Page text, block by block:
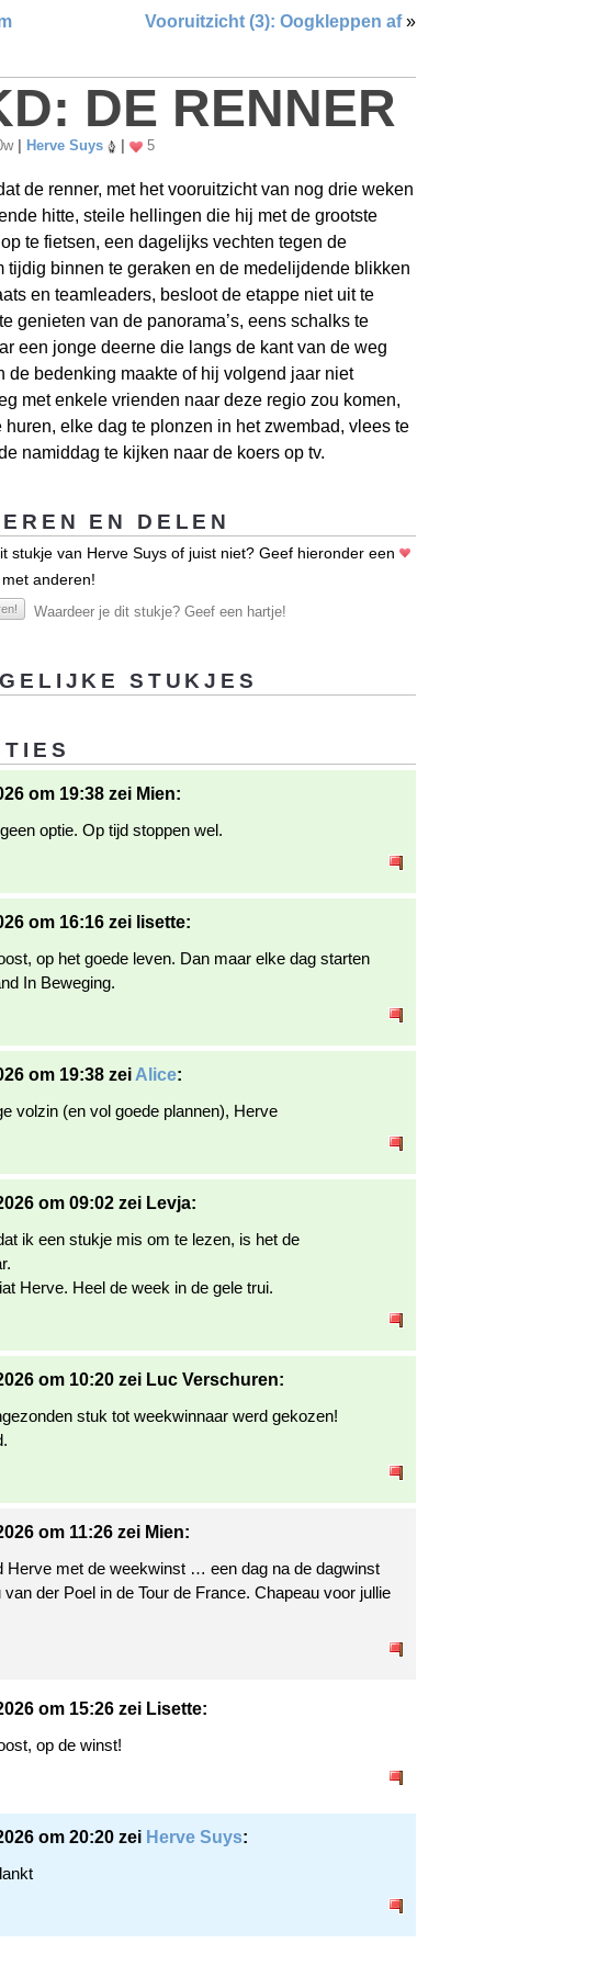
Vooruitzicht (3): Oogkleppen af»
DE RENNER
Herve Suys 5
de renner, met het vooruitzicht van nog drie weken
hitte, steile hellingen die hij met de grootste
te fietsen, een dagelijks vechten tegen de
tijdig binnen te geraken en de medelijdende blikken
en teamleaders, besloot de etappe niet uit te
genieten van de panorama’s, eens schalks te
een jonge deerne die langs de kant van de weg
de bedenking maakte of hij volgend jaar niet
met enkele vrienden naar deze regio zou komen,
huren, elke dag te plonzen in het zwembad, vlees te
namiddag te kijken naar de koers op tv.
EN DELEN
stukje van Herve Suys of juist niet? Geef hieronder een
anderen!
Waardeer je dit stukje? Geef een hartje!
STUKJES
om 19:38 zei Mien:
optie. Op tijd stoppen wel.
om 16:16 zei lisette:
op het goede leven. Dan maar elke dag starten
In Beweging.
om 19:38 zei Alice:
volzin (en vol goede plannen), Herve
om 09:02 zei Levja:
ik een stukje mis om te lezen, is het de
Herve. Heel de week in de gele trui.
om 10:20 zei Luc Verschuren:
stuk tot weekwinnaar werd gekozen!
om 11:26 zei Mien:
Herve met de weekwinst … een dag na de dagwinst
der Poel in de Tour de France. Chapeau voor jullie
om 15:26 zei Lisette:
op de winst!
om 20:20 zei Herve Suys: